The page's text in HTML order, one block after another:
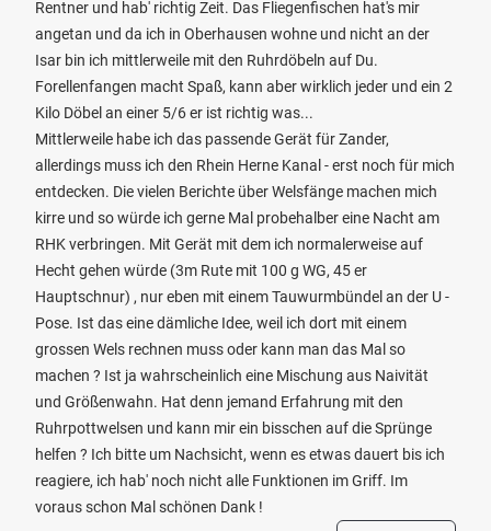
Rentner und hab' richtig Zeit. Das Fliegenfischen hat's mir
angetan und da ich in Oberhausen wohne und nicht an der
Isar bin ich mittlerweile mit den Ruhrdöbeln auf Du.
Forellenfangen macht Spaß, kann aber wirklich jeder und ein 2
Kilo Döbel an einer 5/6 er ist richtig was...
Mittlerweile habe ich das passende Gerät für Zander,
allerdings muss ich den Rhein Herne Kanal - erst noch für mich
entdecken. Die vielen Berichte über Welsfänge machen mich
kirre und so würde ich gerne Mal probehalber eine Nacht am
RHK verbringen. Mit Gerät mit dem ich normalerweise auf
Hecht gehen würde (3m Rute mit 100 g WG, 45 er
Hauptschnur) , nur eben mit einem Tauwurmbündel an der U -
Pose. Ist das eine dämliche Idee, weil ich dort mit einem
grossen Wels rechnen muss oder kann man das Mal so
machen ? Ist ja wahrscheinlich eine Mischung aus Naivität
und Größenwahn. Hat denn jemand Erfahrung mit den
Ruhrpottwelsen und kann mir ein bisschen auf die Sprünge
helfen ? Ich bitte um Nachsicht, wenn es etwas dauert bis ich
reagiere, ich hab' noch nicht alle Funktionen im Griff. Im
voraus schon Mal schönen Dank !